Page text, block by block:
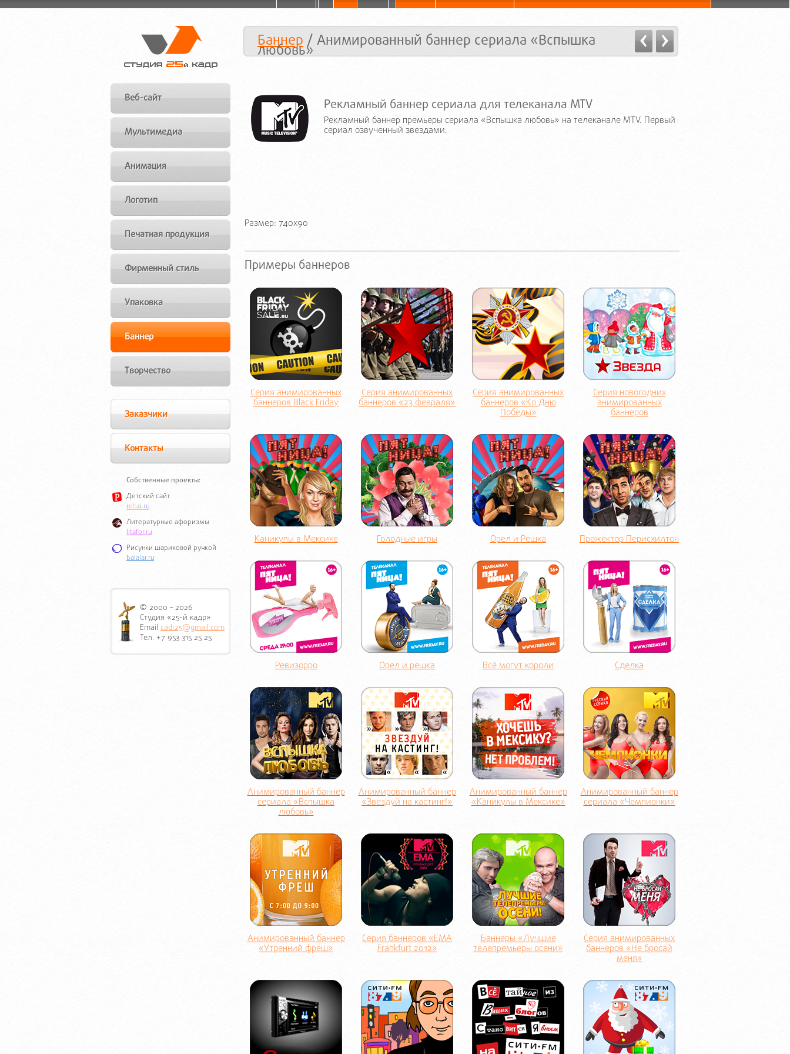
Баннер/ Анимированный баннер сериала «Вспышка
любовь»
Веб-сайт
Мультимедиа
Анимация
Логотип
Печатная продукция
Фирменный стиль
Упаковка
Баннер
Творчество
Заказчики
Контакты
Собственные проекты:
Детский сайт
rebzi.ru
Литературные афоризмы
litafor.ru
Рисунки шариковой ручкой
balalar.ru
© 2000 – 2026
Студия «25-й кадр»
Email cadr25@gmail.com
Тел. +7 953 315 25 25
Рекламный баннер сериала для телеканала MTV
Рекламный баннер премьеры сериала «Вспышка любовь» на телеканале MTV. Первый
сериал озвученный звездами.
Размер: 740x90
Примеры баннеров
Серия анимированных
баннеров Black Friday
Серия анимированных
баннеров «23 февраля»
Серия анимированных
баннеров «Ко Дню
Победы»
Серия новогодних
анимированных
баннеров
Каникулы в Мексике Голодные игры Орел и Решка Прожектор Перисхилтон
Ревизорро Орел и решка Всё могут короли Сделка
Анимированный баннер
сериала «Вспышка
любовь»
Анимированный баннер
«Звездуй на кастинг!»
Анимированный баннер
«Каникулы в Мексике»
Анимированный баннер
сериала «Чемпионки»
Анимированный баннер
«Утренний фреш»
Серия баннеров «EMA
Frankfurt 2012»
Баннеры «Лучшие
телепремьеры осени»
Серия анимированных
баннеров «Не бросай
меня»